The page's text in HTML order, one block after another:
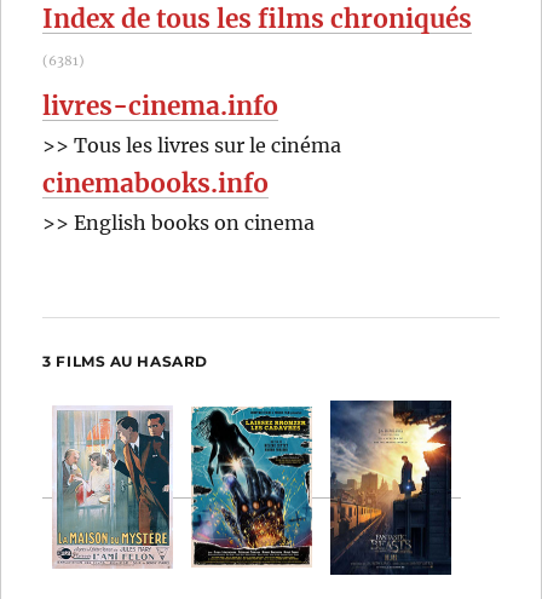
Index de tous les films chroniqués
(6381)
livres-cinema.info
>> Tous les livres sur le cinéma
cinemabooks.info
>> English books on cinema
3 FILMS AU HASARD